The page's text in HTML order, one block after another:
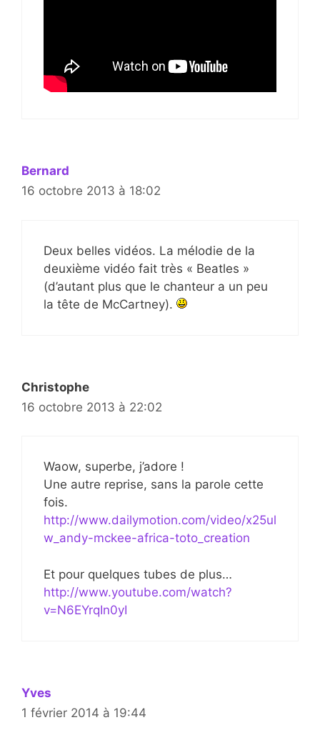
Bernard
16 octobre 2013 à 18:02
Deux belles vidéos. La mélodie de la
deuxième vidéo fait très « Beatles »
(d’autant plus que le chanteur a un peu
la tête de McCartney).
Christophe
16 octobre 2013 à 22:02
Waow, superbe, j’adore !
Une autre reprise, sans la parole cette
fois.
http://www.dailymotion.com/video/x25ul
w_andy-mckee-africa-toto_creation
Et pour quelques tubes de plus…
http://www.youtube.com/watch?
v=N6EYrqIn0yI
Yves
1 février 2014 à 19:44